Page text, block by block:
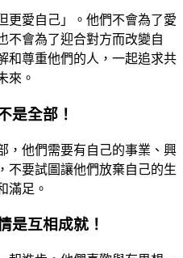
更愛自己」。他們不會為了愛
不會為了迎合對方而改變自
和尊重他們的人，一起追求共
來。
是全部！
，他們需要有自己的事業、興
不要試圖讓他們放棄自己的生
滿足。
是互相成就！